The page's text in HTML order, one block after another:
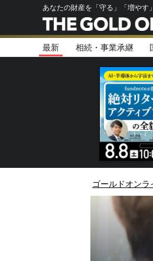
あなたの財産を「守る」「増やす
最新 相続・事業承継
半導体相場は次のステ
ゴールドオンラ